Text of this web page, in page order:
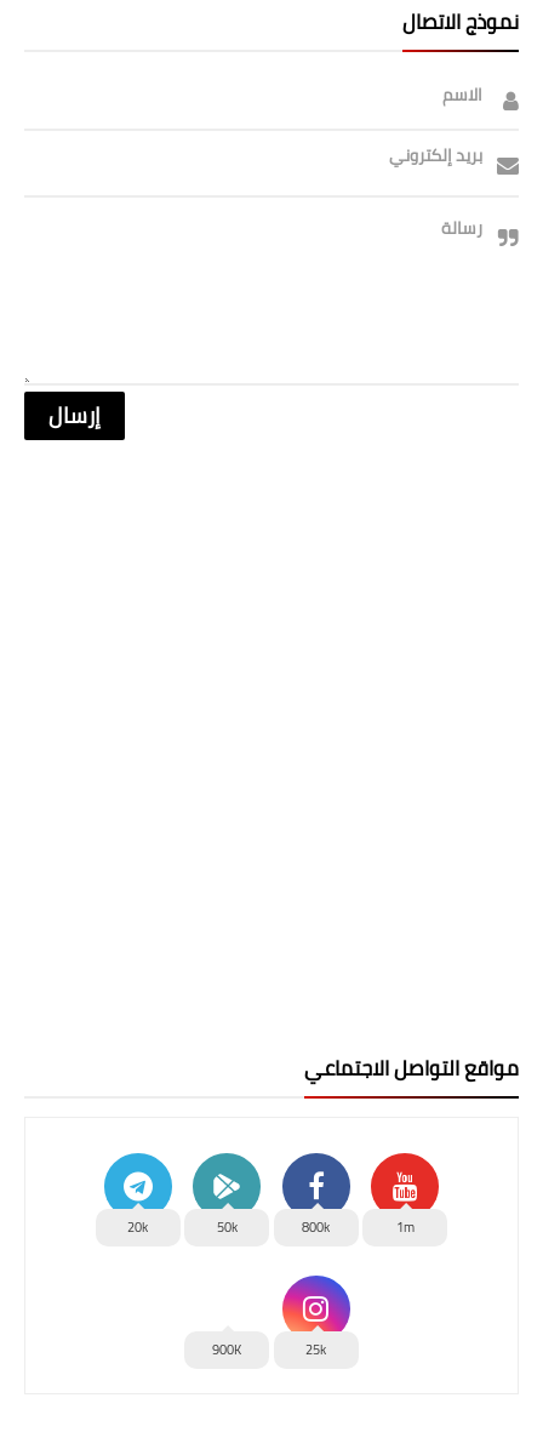
نموذج الاتصال
الاسم
بريد إلكتروني
رسالة
مواقع التواصل الاجتماعي
1m
800k
50k
20k
25k
900K